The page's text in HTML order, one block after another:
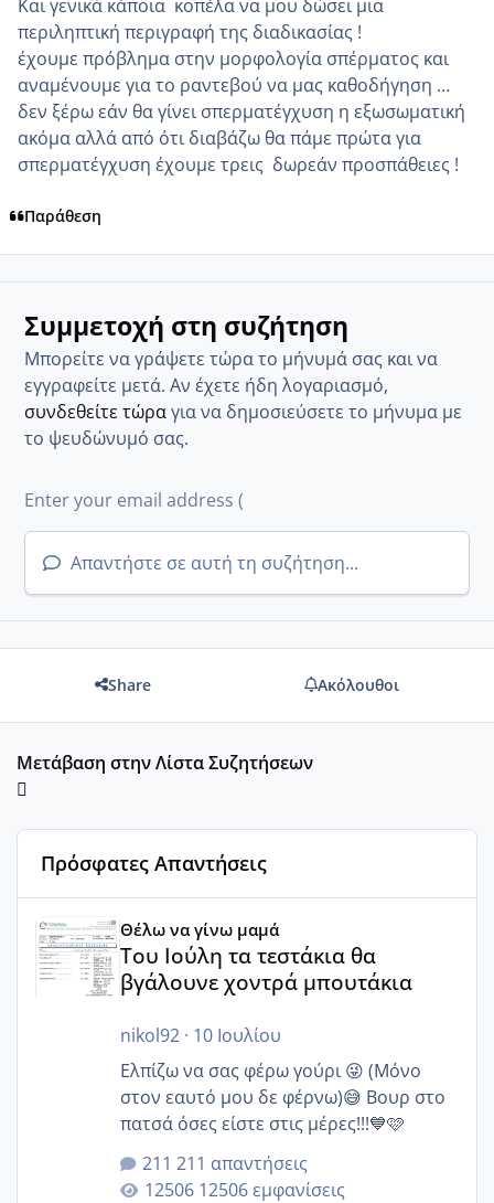
Και γενικά κάποια κοπέλα να μου δώσει μια
περιληπτική περιγραφή της διαδικασίας !
έχουμε πρόβλημα στην μορφολογία σπέρματος και
αναμένουμε για το ραντεβού να μας καθοδήγηση …
δεν ξέρω εάν θα γίνει σπερματέγχυση η εξωσωματική
ακόμα αλλά από ότι διαβάζω θα πάμε πρώτα για
σπερματέγχυση έχουμε τρεις δωρεάν προσπάθειες !
Παράθεση
Συμμετοχή στη συζήτηση
Μπορείτε να γράψετε τώρα το μήνυμά σας και να
εγγραφείτε μετά. Αν έχετε ήδη λογαριασμό,
συνδεθείτε τώραγια να δημοσιεύσετε το μήνυμα με
το ψευδώνυμό σας.
Απαντήστε σε αυτή τη συζήτηση...
Share Ακόλουθοι
Μετάβαση στην Λίστα Συζητήσεων
Πρόσφατες Απαντήσεις
Θέλω να γίνω μαμά
Του Ιούλη τα τεστάκια θα
βγάλουνε χοντρά μπουτάκια
nikol92· 10 Ιουλίου
Ελπίζω να σας φέρω γούρι 😜 (Μόνο
στον εαυτό μου δε φέρνω)😅 Βουρ στο
πατσά όσες είστε στις μέρες!!!💙🩷
211 απαντήσεις
12506 εμφανίσεις